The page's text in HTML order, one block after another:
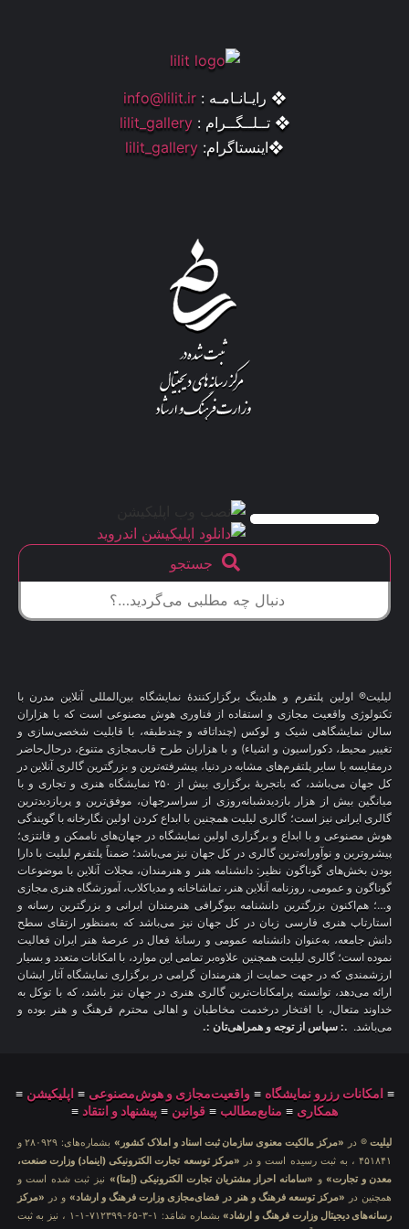
❖ رایـانـامـه : info@lilit.ir
❖ تــلــگــرام : lilit_gallery
❖اینستاگرام: lilit_gallery
جستجو
لیلیت® اولین پلتفرم و هلدینگ برگزارکنندهٔ نمایشگاه بین‌المللی آنلاین مدرن با
تکنولوژی واقعیت مجازی و استفاده از فناوری هوش مصنوعی است که با هزاران
سالن نمایشگاهی شیک و لوکس (چنداتاقه و چندطبقه، با قابلیت شخصی‌سازی و
تغییر محیط، دکوراسیون و اشیاء) و با هزاران طرح قاب‌مجازی متنوع، درحال‌حاضر
درمقایسه با سایر پلتفرم‌های مشابه در دنیا، پیشرفته‌ترین و بزرگترین گالری آنلاین در
کل جهان می‌باشد، که باتجربهٔ برگزاری بیش از ۲۵۰ نمایشگاه هنری و تجاری و با
میانگین بیش از هزار بازدیدشبانه‌روزی از سراسرجهان، موفق‌ترین و پربازدیدترین
گالری ایرانی نیز است؛ گالری لیلیت همچنین با ابداع کردن اولین نگارخانه با گویندگی
هوش مصنوعی و با ابداع و برگزاری اولین نمایشگاه در جهان‌های ناممکن و فانتزی؛
پیشروترین و نوآورانه‌ترین گالری در کل جهان نیز می‌باشد؛ ضمناً پلتفرم لیلیت با دارا
بودن بخش‌های گوناگون نظیر: دانشنامه هنر و هنرمندان، مجلات آنلاین با موضوعات
گوناگون و عمومی، روزنامه آنلاین هنر، تماشاخانه و مدیاکلاب، آموزشگاه هنری مجازی
و…؛ هم‌اکنون بزرگترین دانشنامه بیوگرافی هنرمندان ایرانی و بزرگترین رسانه و
استارتاپ هنری فارسی زبان در کل جهان نیز می‌باشد که به‌منظور ارتقای سطح
دانش جامعه، به‌عنوان دانشنامه عمومی و رسانهٔ فعال در عرصهٔ هنر ایران فعالیت
نموده است؛ گالری لیلیت همچنین علاوه‌بر تمامی این موارد، با امکانات متعدد و بسیار
ارزشمندی که در جهت حمایت از هنرمندان گرامی در برگزاری نمایشگاه آثار ایشان
ارائه می‌دهد، توانسته پرامکانات‌ترین گالری هنری در جهان نیز باشد، که با توکل به
خداوند متعال، با افتخار درخدمت مخاطبان و اهالی محترم فرهنگ و هنر بوده و
می‌باشد. .: سپاس از توجه و همراهی‌تان :.
≡ امکانات رزرو نمایشگاه ≡واقعیت‌مجازی و هوش‌مصنوعی ≡ اپلیکیشن ≡
همکاری ≡ منابع‌مطالب ≡ قوانین ≡ پیشنهاد و انتقاد ≡
لیلیت® در «مرکز مالکیت معنوی سازمان ثبت اسناد و املاک کشور»
بشماره‌های: ۲۸۰۹۲۹ و
۴۵۱۸۴۱ ، به ثبت رسیده است و در
«مرکز توسعه تجارت الکترونیکی (اینماد) وزارت صنعت،
معدن و تجارت»و «سامانه احراز مشتریان تجارت الکترونیکی (اِمتا)» نیز ثبت شده است و
همچنین در «مرکز توسعه فرهنگ و هنر در فضای‌مجازی وزارت فرهنگ و ارشاد» و در «مرکز
رسانه‌های دیجیتال وزارت فرهنگ و ارشاد»
بشماره شامَد: ۱-۳-۶۵-۷۱۲۳۹۹-۱-۱ ، نیز به ثبت